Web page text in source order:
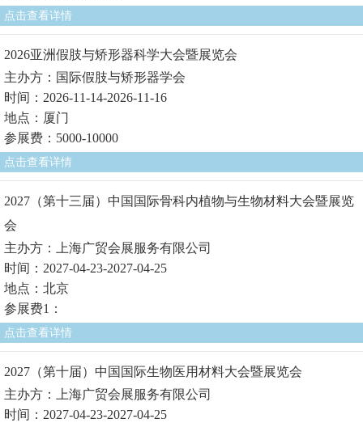
点击查看详情
2026亚洲假肢与矫形器科学大会暨展览会
主办方：国际假肢与矫形器学会
时间：2026-11-14-2026-11-16
地点：厦门
参展费：5000-10000
点击查看详情
2027（第十三届）中国国际骨科内植物与生物材料大会暨展览
会
主办方：上海广贸会展服务有限公司
时间：2027-04-23-2027-04-25
地点：北京
参展费1：
点击查看详情
2027（第十届）中国国际生物医用材料大会暨展览会
主办方：上海广贸会展服务有限公司
时间：2027-04-23-2027-04-25